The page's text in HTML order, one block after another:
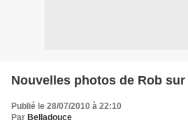
Nouvelles photos de Rob sur
Publié le 28/07/2010 à 22:10
Par Belladouce